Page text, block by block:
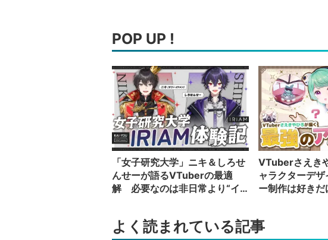
POP UP !
「女子研究大学」ニキ＆しろせ
んせーが語るVTuberの最適
解 必要なのは非日常より“イ
VTuberさえき
ャラクターデ
ー制作は好き
よく読まれている記事